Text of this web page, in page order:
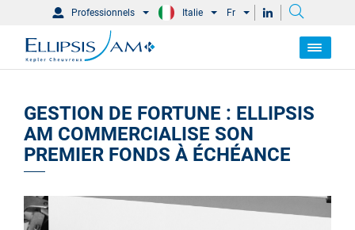
Professionnels Italie Fr
GESTION DE FORTUNE : ELLIPSIS
AM COMMERCIALISE SON
PREMIER FONDS À ÉCHÉANCE